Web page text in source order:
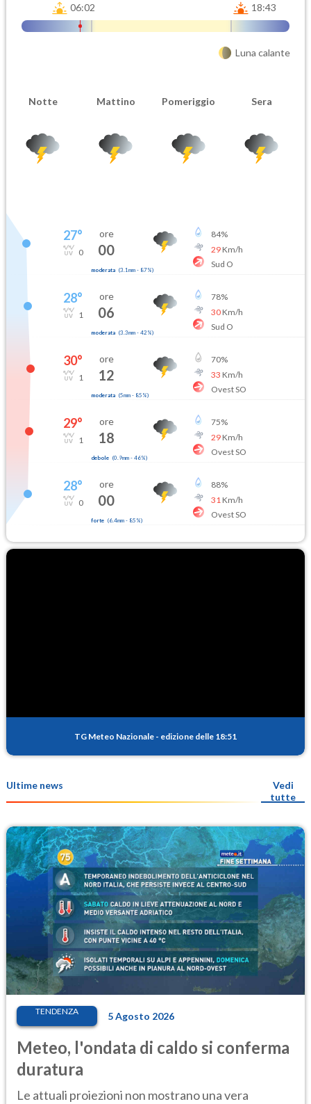
06:02 18:43
Luna calante
Notte Mattino Pomeriggio Sera
27°
0
ore
00
moderata (3.1mm- 87%)
84%
29Km/h
Sud O
28°
1
ore
06
moderata (3.3mm- 42 %)
78%
30Km/h
Sud O
30°
1
ore
12
moderata (5mm- 85 %)
70%
33 Km/h
Ovest SO
29°
1
ore
18
debole (0.9mm- 46%)
75%
29Km/h
Ovest SO
28°
0
ore
00
forte (6.4mm- 85 %)
88%
31 Km/h
Ovest SO
TG Meteo Nazionale - edizione delle 18:51
Ultime news
Vedi
tutte
TENDENZA 5 Agosto 2026
Meteo, l'ondata di caldo si conferma
duratura
Le attuali proiezioni non mostrano una vera